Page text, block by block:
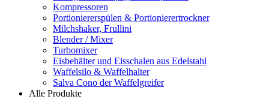
Kompressoren
Portioniererspülen & Portionierertrockner
Milchshaker, Frullini
Blender / Mixer
Turbomixer
Eisbehälter und Eisschalen aus Edelstahl
Waffelsilo & Waffelhalter
Salva Cono der Waffelgreifer
Alle Produkte